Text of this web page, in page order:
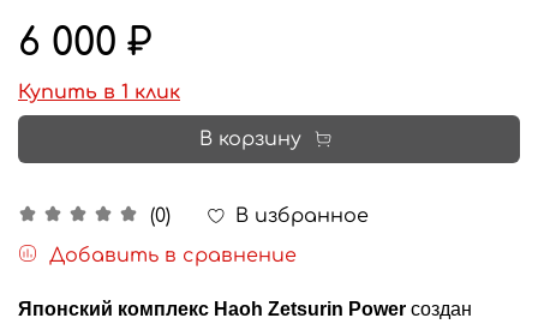
(0)
В избранное
Добавить в сравнение
6 000 ₽
Купить в 1 клик
В корзину
Японский комплекс Haoh Zetsurin Power создан